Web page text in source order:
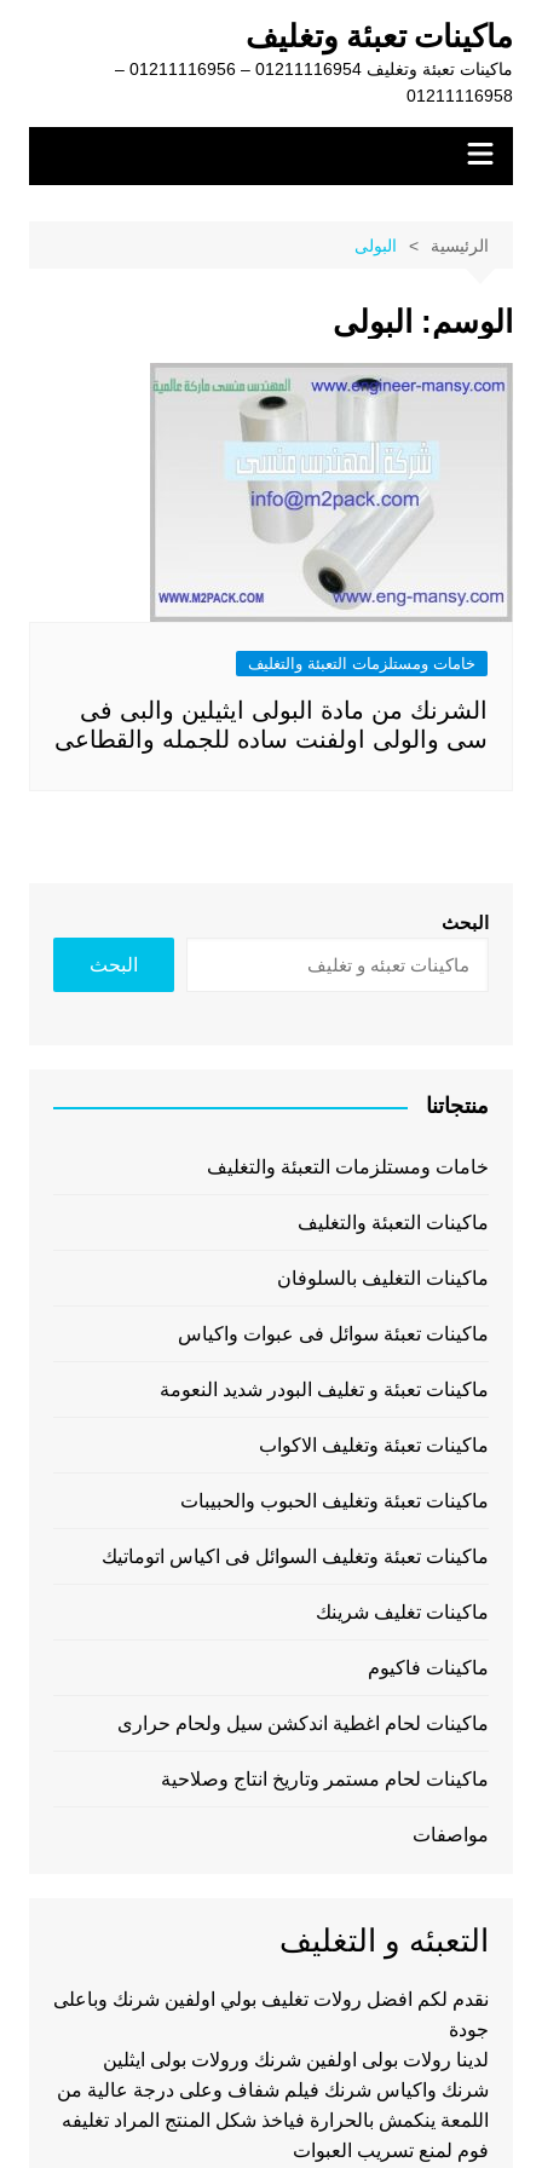
المحتوى
ماكينات تعبئة وتغليف
ماكينات تعبئة وتغليف 01211116954 – 01211116956 –
01211116958
الرئيسية البولى
الوسم: البولى
خامات ومستلزمات التعبئة والتغليف
الشرنك من مادة البولى ايثيلين والبى فى
سى والولى اولفنت ساده للجمله والقطاعى
البحث
البحث
منتجاتنا
خامات ومستلزمات التعبئة والتغليف
ماكينات التعبئة والتغليف
ماكينات التغليف بالسلوفان
ماكينات تعبئة سوائل فى عبوات واكياس
ماكينات تعبئة و تغليف البودر شديد النعومة
ماكينات تعبئة وتغليف الاكواب
ماكينات تعبئة وتغليف الحبوب والحبيبات
ماكينات تعبئة وتغليف السوائل فى اكياس اتوماتيك
ماكينات تغليف شرينك
ماكينات فاكيوم
ماكينات لحام اغطية اندكشن سيل ولحام حرارى
ماكينات لحام مستمر وتاريخ انتاج وصلاحية
مواصفات
التعبئه و التغليف
نقدم لكم افضل رولات تغليف بولي اولفين شرنك وباعلى
جودة
لدينا رولات بولى اولفين شرنك ورولات بولى ايثلين
شرنك واكياس شرنك فيلم شفاف وعلى درجة عالية من
اللمعة ينكمش بالحرارة فياخذ شكل المنتج المراد تغليفه
فوم لمنع تسريب العبوات